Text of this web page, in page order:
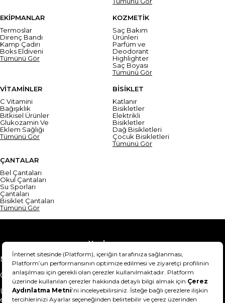
EKİPMANLAR
Termoslar
Direnç Bandı
Kamp Çadırı
Boks Eldiveni
Tümünü Gör
KOZMETİK
Saç Bakım
Ürünleri
Parfüm ve
Deodorant
Highlighter
Saç Boyası
Tümünü Gör
VİTAMİNLER
C Vitamini
Bağışıklık
Bitkisel Ürünler
Glukozamin Ve
Eklem Sağlığı
Tümünü Gör
BİSİKLET
Katlanır
Bisikletler
Elektrikli
Bisikletler
Dağ Bisikletleri
Çocuk Bisikletleri
Tümünü Gör
ÇANTALAR
Bel Çantaları
Okul Çantaları
Su Sporları
Çantaları
Bisiklet Çantaları
Tümünü Gör
Yardım
Mesafeli Satış Sözleşmesi
Teslimat Bilgisi
Gizlilik Sözleşmesi
Şartlar & Koşullar
Ürünümü nasıl iade
edebilirim?
Hakkımızda